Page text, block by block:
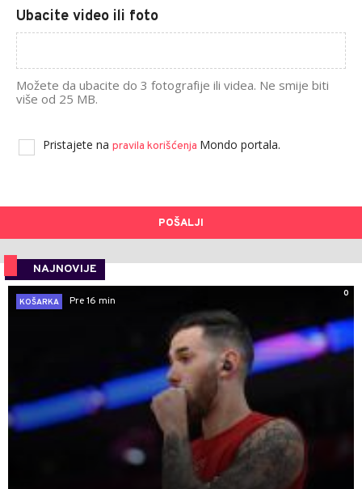
Ubacite video ili foto
Možete da ubacite do 3 fotografije ili videa. Ne smije biti
više od 25 MB.
Pristajete na pravila korišćenja Mondo portala.
POŠALJI
NAJNOVIJE
0
KOŠARKA
Pre 16 min